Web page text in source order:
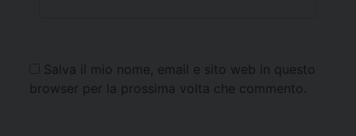
Salva il mio nome, email e sito web in questo
browser per la prossima volta che commento.